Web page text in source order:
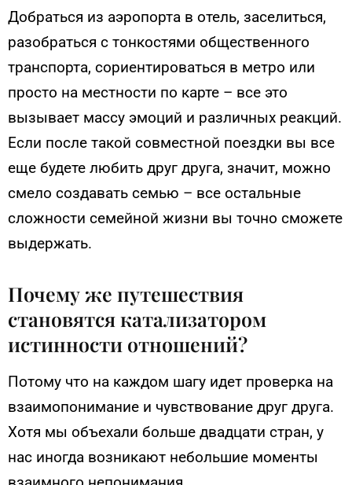
Добраться из аэропорта в отель, заселиться,
разобраться с тонкостями общественного
транспорта, сориентироваться в метро или
просто на местности по карте – все это
вызывает массу эмоций и различных реакций.
Если после такой совместной поездки вы все
еще будете любить друг друга, значит, можно
смело создавать семью – все остальные
сложности семейной жизни вы точно сможете
выдержать.
Почему же путешествия
становятся катализатором
истинности отношений?
Потому что на каждом шагу идет проверка на
взаимопонимание и чувствование друг друга.
Хотя мы объехали больше двадцати стран, у
нас иногда возникают небольшие моменты